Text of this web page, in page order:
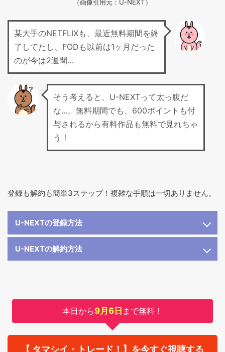
（画像引用元：U-NEXT）
某大手のNETFLIXも、最近無料期間を終
了してたし、FODも以前は1ヶ月だった
のが今は2週間…
そう考えると、U-NEXTって太っ腹だ
な…。無料期間でも、600ポイントも付
与されるから有料作品も無料で見れちゃ
う！
登録も解約も簡単3ステップ！複雑な手順は一切ありません。
U-NEXTの登録方法
U-NEXTの解約方法
本日から9月6日 まで無料！
【 タマシイ・トレード！】を今すぐ視聴する